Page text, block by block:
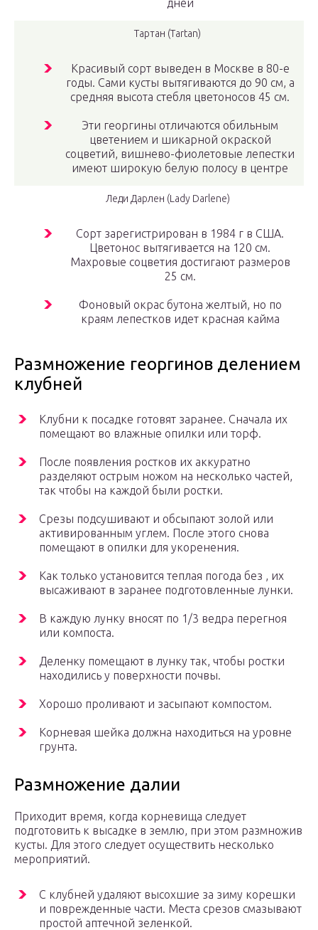
дней
Тартан (Tartan)
Красивый сорт выведен в Москве в 80-е
годы. Сами кусты вытягиваются до 90 см, а
средняя высота стебля цветоносов 45 см.
Эти георгины отличаются обильным
цветением и шикарной окраской
соцветий, вишнево-фиолетовые лепестки
имеют широкую белую полосу в центре
Леди Дарлен (Lady Darlene)
Сорт зарегистрирован в 1984 г в США.
Цветонос вытягивается на 120 см.
Махровые соцветия достигают размеров
25 см.
Фоновый окрас бутона желтый, но по
краям лепестков идет красная кайма
Размножение георгинов делением
клубней
Клубни к посадке готовят заранее. Сначала их
помещают во влажные опилки или торф.
После появления ростков их аккуратно
разделяют острым ножом на несколько частей,
так чтобы на каждой были ростки.
Срезы подсушивают и обсыпают золой или
активированным углем. После этого снова
помещают в опилки для укоренения.
Как только установится теплая погода без , их
высаживают в заранее подготовленные лунки.
В каждую лунку вносят по 1/3 ведра перегноя
или компоста.
Деленку помещают в лунку так, чтобы ростки
находились у поверхности почвы.
Хорошо проливают и засыпают компостом.
Корневая шейка должна находиться на уровне
грунта.
Размножение далии
Приходит время, когда корневища следует
подготовить к высадке в землю, при этом размножив
кусты. Для этого следует осуществить несколько
мероприятий.
С клубней удаляют высохшие за зиму корешки
и поврежденные части. Места срезов смазывают
простой аптечной зеленкой.